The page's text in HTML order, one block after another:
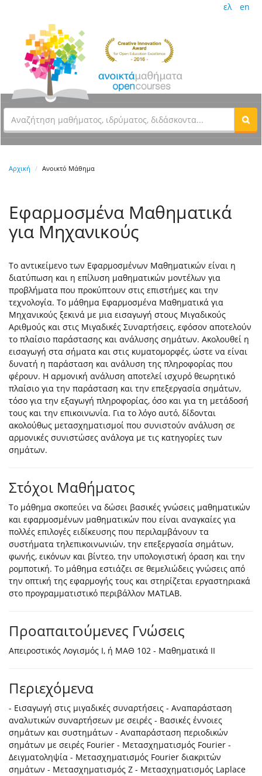
ελ en
Αρχική Ανοικτό Μάθημα
Εφαρμοσμένα Μαθηματικά
για Μηχανικούς
Το αντικείμενο των Εφαρμοσμένων Μαθηματικών είναι η
διατύπωση και η επίλυση μαθηματικών μοντέλων για
προβλήματα που προκύπτουν στις επιστήμες και την
τεχνολογία. Το μάθημα Εφαρμοσμένα Μαθηματικά για
Μηχανικούς ξεκινά με μια εισαγωγή στους Μιγαδικούς
Αριθμούς και στις Μιγαδικές Συναρτήσεις, εφόσον αποτελούν
το πλαίσιο παράστασης και ανάλυσης σημάτων. Ακολουθεί η
εισαγωγή στα σήματα και στις κυματομορφές, ώστε να είναι
δυνατή η παράσταση και ανάλυση της πληροφορίας που
φέρουν. Η αρμονική ανάλυση αποτελεί ισχυρό θεωρητικό
πλαίσιο για την παράσταση και την επεξεργασία σημάτων,
τόσο για την εξαγωγή πληροφορίας, όσο και για τη μετάδοσή
τους και την επικοινωνία. Για το λόγο αυτό, δίδονται
ακολούθως μετασχηματισμοί που συνιστούν ανάλυση σε
αρμονικές συνιστώσες ανάλογα με τις κατηγορίες των
σημάτων.
Στόχοι Μαθήματος
Το μάθημα σκοπεύει να δώσει βασικές γνώσεις μαθηματικών
και εφαρμοσμένων μαθηματικών που είναι αναγκαίες για
πολλές επιλογές ειδίκευσης που περιλαμβάνουν τα
συστήματα τηλεπικοινωνιών, την επεξεργασία σημάτων,
φωνής, εικόνων και βίντεο, την υπολογιστική όραση και την
ρομποτική. Το μάθημα εστιάζει σε θεμελιώδεις γνώσεις από
την οπτική της εφαρμογής τους και στηρίζεται εργαστηριακά
στο προγραμματιστικό περιβάλλον MATLAB.
Προαπαιτούμενες Γνώσεις
Απειροστικός Λογισμός Ι, ή ΜΑΘ 102 - Μαθηματικά ΙΙ
Περιεχόμενα
- Εισαγωγή στις μιγαδικές συναρτήσεις - Αναπαράσταση
αναλυτικών συναρτήσεων με σειρές - Βασικές έννοιες
σημάτων και συστημάτων - Αναπαράσταση περιοδικών
σημάτων με σειρές Fourier - Μετασχηματισμός Fourier -
Δειγματοληψία - Μετασχηματισμός Fourier διακριτών
σημάτων - Μετασχηματισμός Z - Μετασχηματισμός Laplace